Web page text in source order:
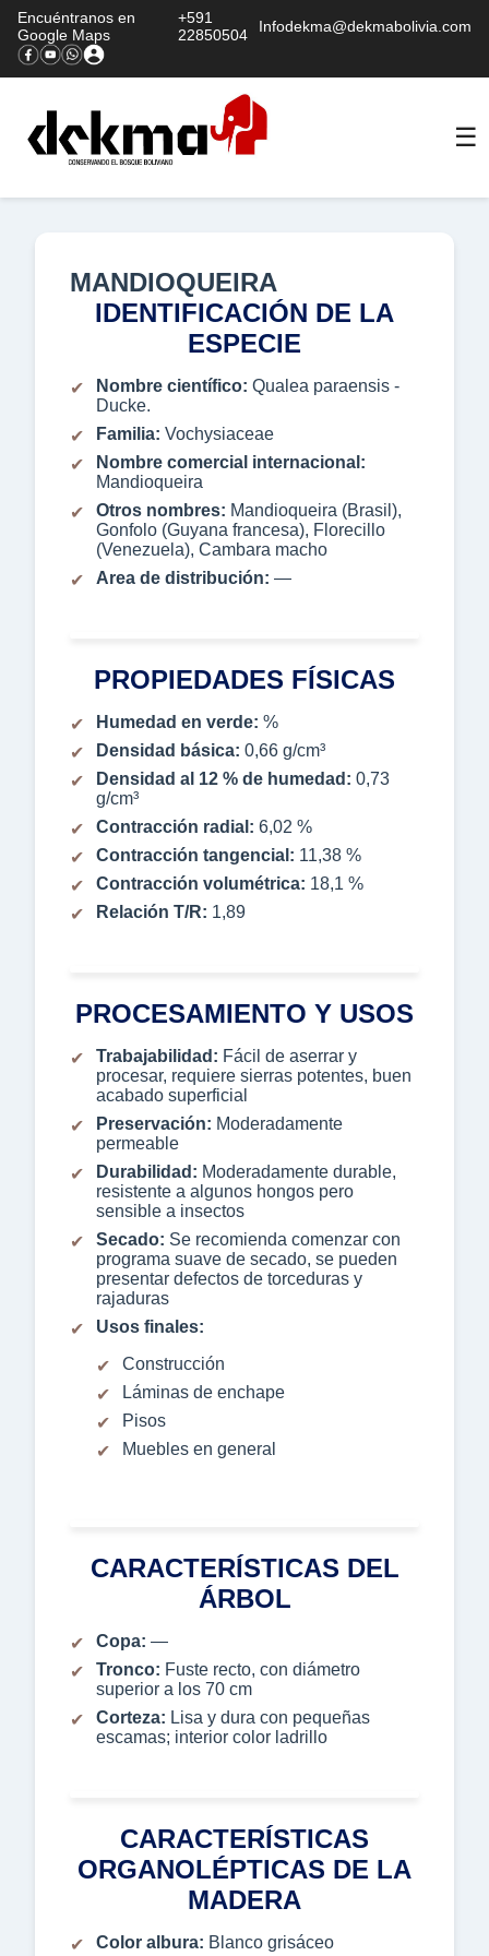
Encuéntranos en
Google Maps
+591
22850504
Infodekma@dekmabolivia.com
☰
MANDIOQUEIRA
IDENTIFICACIÓN DE LA
ESPECIE
Nombre científico: Qualea paraensis -
Ducke.
Familia: Vochysiaceae
Nombre comercial internacional:
Mandioqueira
Otros nombres: Mandioqueira (Brasil),
Gonfolo (Guyana francesa), Florecillo
(Venezuela), Cambara macho
Area de distribución: —
PROPIEDADES FÍSICAS
Humedad en verde: %
Densidad básica: 0,66 g/cm³
Densidad al 12 % de humedad: 0,73
g/cm³
Contracción radial: 6,02 %
Contracción tangencial: 11,38 %
Contracción volumétrica: 18,1 %
Relación T/R: 1,89
PROCESAMIENTO Y USOS
Trabajabilidad: Fácil de aserrar y
procesar, requiere sierras potentes, buen
acabado superficial
Preservación: Moderadamente
permeable
Durabilidad: Moderadamente durable,
resistente a algunos hongos pero
sensible a insectos
Secado: Se recomienda comenzar con
programa suave de secado, se pueden
presentar defectos de torceduras y
rajaduras
Usos finales:
Construcción
Láminas de enchape
Pisos
Muebles en general
CARACTERÍSTICAS DEL
ÁRBOL
Copa: —
Tronco: Fuste recto, con diámetro
superior a los 70 cm
Corteza: Lisa y dura con pequeñas
escamas; interior color ladrillo
CARACTERÍSTICAS
ORGANOLÉPTICAS DE LA
MADERA
Color albura: Blanco grisáceo